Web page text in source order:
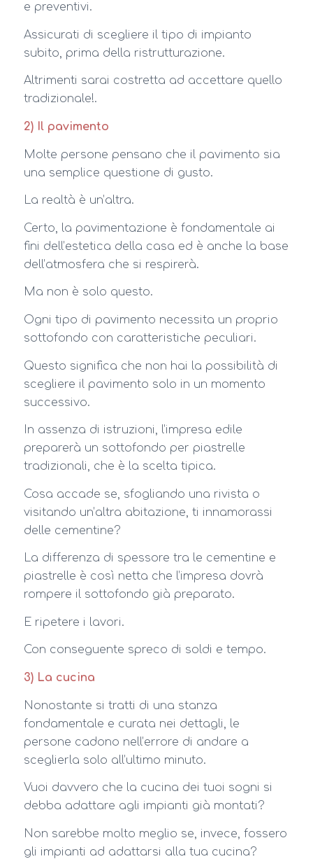
e preventivi.
Assicurati di scegliere il tipo di impianto
subito, prima della ristrutturazione.
Altrimenti sarai costretta ad accettare quello
tradizionale!.
2) Il pavimento
Molte persone pensano che il pavimento sia
una semplice questione di gusto.
La realtà è un’altra.
Certo, la pavimentazione è fondamentale ai
fini dell’estetica della casa ed è anche la base
dell’atmosfera che si respirerà.
Ma non è solo questo.
Ogni tipo di pavimento necessita un proprio
sottofondo con caratteristiche peculiari.
Questo significa che non hai la possibilità di
scegliere il pavimento solo in un momento
successivo.
In assenza di istruzioni, l’impresa edile
preparerà un sottofondo per piastrelle
tradizionali, che è la scelta tipica.
Cosa accade se, sfogliando una rivista o
visitando un’altra abitazione, ti innamorassi
delle cementine?
La differenza di spessore tra le cementine e
piastrelle è così netta che l’impresa dovrà
rompere il sottofondo già preparato.
E ripetere i lavori.
Con conseguente spreco di soldi e tempo.
3) La cucina
Nonostante si tratti di una stanza
fondamentale e curata nei dettagli, le
persone cadono nell’errore di andare a
sceglierla solo all’ultimo minuto.
Vuoi davvero che la cucina dei tuoi sogni si
debba adattare agli impianti già montati?
Non sarebbe molto meglio se, invece, fossero
gli impianti ad adattarsi alla tua cucina?